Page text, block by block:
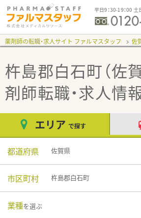
平日9：30-19：00 土
薬剤師の転職・求人サイト ファルマスタッフ 佐
杵島郡白石町（佐
剤師転職・求人情
エリア で探す
都道府県 佐賀県
市区町村 杵島郡白石町
業種を選ぶ